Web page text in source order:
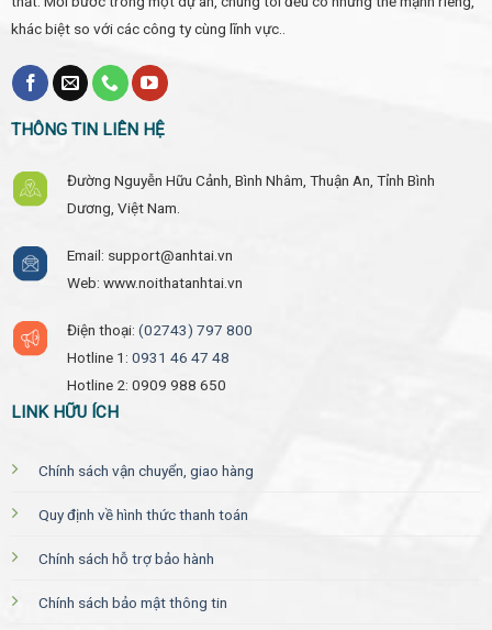
khác biệt so với các công ty cùng lĩnh vực..
THÔNG TIN LIÊN HỆ
Đường Nguyễn Hữu Cảnh, Bình Nhâm, Thuận An, Tỉnh Bình
Dương, Việt Nam.
Email: support@anhtai.vn
Web: www.noithatanhtai.vn
Điện thoại: (02743) 797 800
Hotline 1: 0931 46 47 48
Hotline 2: 0909 988 650
LINK HỮU ÍCH
Chính sách vận chuyển, giao hàng
Quy định về hình thức thanh toán
Chính sách hỗ trợ bảo hành
Chính sách bảo mật thông tin